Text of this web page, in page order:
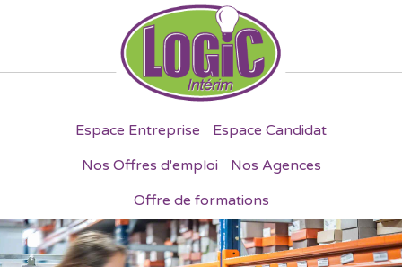
Espace Entreprise
Espace Candidat
Nos Offres d'emploi
Nos Agences
Offre de formations